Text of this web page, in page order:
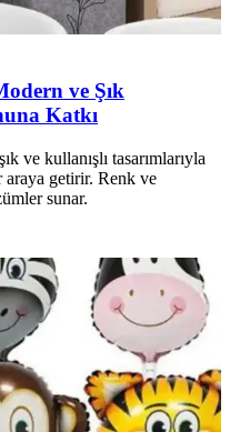
ve Şık
Katkı
ve kullanışlı tasarımlarıyla
getirir. Renk ve
sunar.